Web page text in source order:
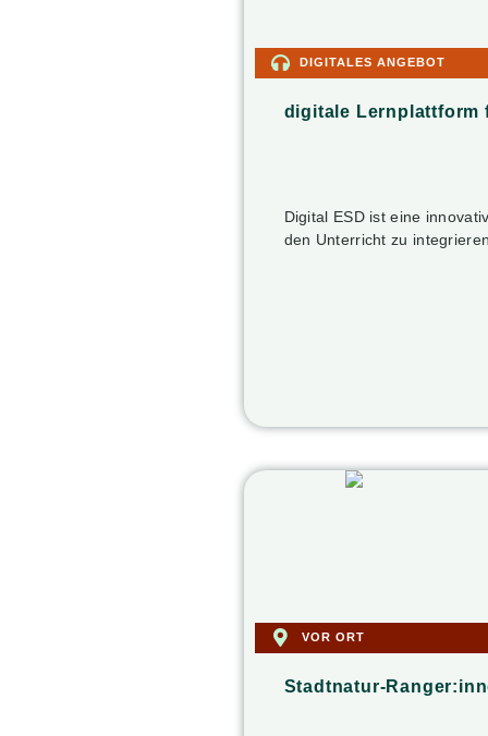
DIGITALES ANGEBOT
digitale Lernplattform
Digital ESD ist eine
den Unterricht zu
VOR ORT
Stadtnatur-